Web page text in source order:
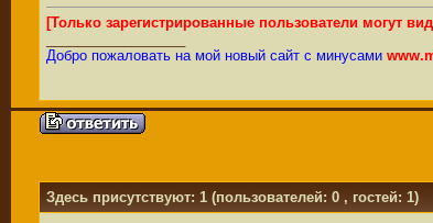
[Только зарегистрированные пользователи могут
Добро пожаловать на мой новый сайт с минусами
Здесь присутствуют: 1 (пользователей: 0 , гостей: 1)